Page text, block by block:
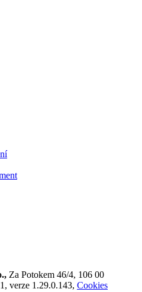
Za Potokem 46/4, 106 00
verze 1.29.0.143, Cookies